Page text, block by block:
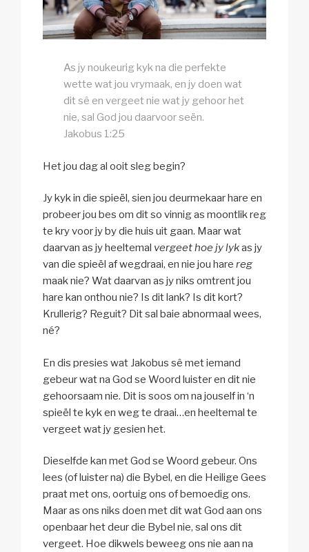
As jy noukeurig kyk na die perfekte
wette wat jou vrymaak, en jy doen wat
dit sê en vergeet nie wat jy gehoor het
nie, sal God jou daarvoor seën.
Jakobus 1:25
Het jou dag al ooit sleg begin?
Jy kyk in die spieël, sien jou deurmekaar hare en
probeer jou bes om dit so vinnig as moontlik reg
te kry voor jy by die huis uit gaan. Maar wat
daarvan as jy heeltemal vergeet hoe jy lykas jy
van die spieël af wegdraai, en nie jou hare reg
maak nie? Wat daarvan as jy niks omtrent jou
hare kan onthou nie? Is dit lank? Is dit kort?
Krullerig? Reguit? Dit sal baie abnormaal wees,
né?
En dis presies wat Jakobus sê met iemand
gebeur wat na God se Woord luister en dit nie
gehoorsaam nie. Dit is soos om na jouself in ‘n
spieël te kyk en weg te draai…en heeltemal te
vergeet wat jy gesien het.
Dieselfde kan met God se Woord gebeur. Ons
lees (of luister na) die Bybel, en die Heilige Gees
praat met ons, oortuig ons of bemoedig ons.
Maar as ons niks doen met dit wat God aan ons
openbaar het deur die Bybel nie, sal ons dit
vergeet. Hoe dikwels beweeg ons nie aan na